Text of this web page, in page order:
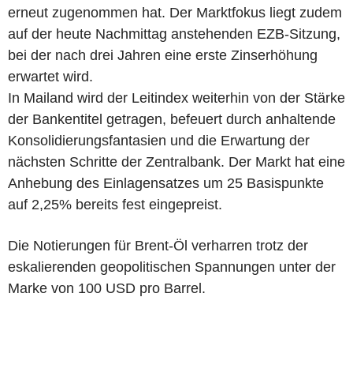
erneut zugenommen hat. Der Marktfokus liegt zudem
auf der heute Nachmittag anstehenden EZB-Sitzung,
bei der nach drei Jahren eine erste Zinserhöhung
erwartet wird.
In Mailand wird der Leitindex weiterhin von der Stärke
der Bankentitel getragen, befeuert durch anhaltende
Konsolidierungsfantasien und die Erwartung der
nächsten Schritte der Zentralbank. Der Markt hat eine
Anhebung des Einlagensatzes um 25 Basispunkte
auf 2,25% bereits fest eingepreist.
Die Notierungen für Brent-Öl verharren trotz der
eskalierenden geopolitischen Spannungen unter der
Marke von 100 USD pro Barrel.